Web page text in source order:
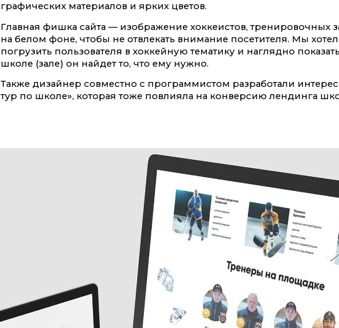
графических материалов и ярких цветов.
Главная фишка сайта — изображение хоккеистов, тренировочных
на белом фоне, чтобы не отвлекать внимание посетителя. Мы
погрузить пользователя в хоккейную тематику и наглядно
школе (зале) он найдет то, что ему нужно.
Также дизайнер совместно с программистом разработали
тур по школе», которая тоже повлияла на конверсию лендинга